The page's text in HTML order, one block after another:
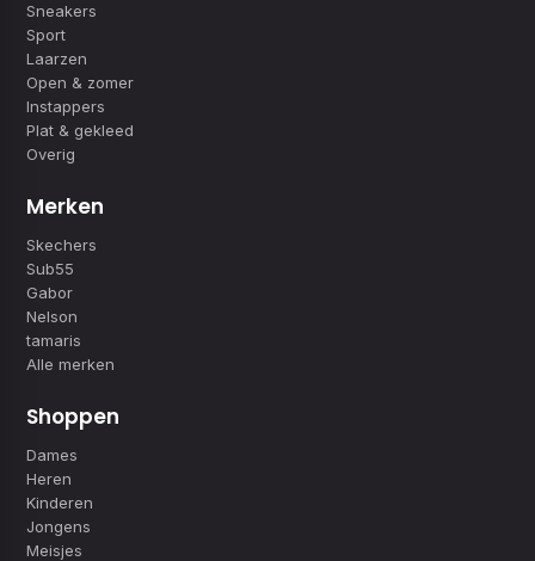
Sneakers
Sport
Laarzen
Open & zomer
Instappers
Plat & gekleed
Overig
Merken
Skechers
Sub55
Gabor
Nelson
tamaris
Alle merken
Shoppen
Dames
Heren
Kinderen
Jongens
Meisjes